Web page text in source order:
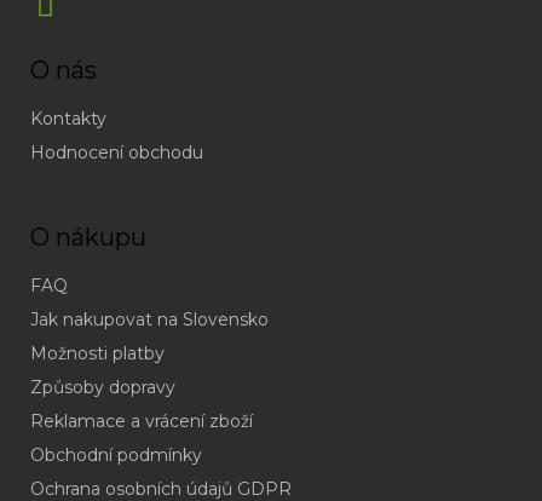
O nás
Kontakty
Hodnocení obchodu
O nákupu
FAQ
Jak nakupovat na Slovensko
Možnosti platby
Způsoby dopravy
Reklamace a vrácení zboží
Obchodní podmínky
Ochrana osobních údajů GDPR
(odpověď
do